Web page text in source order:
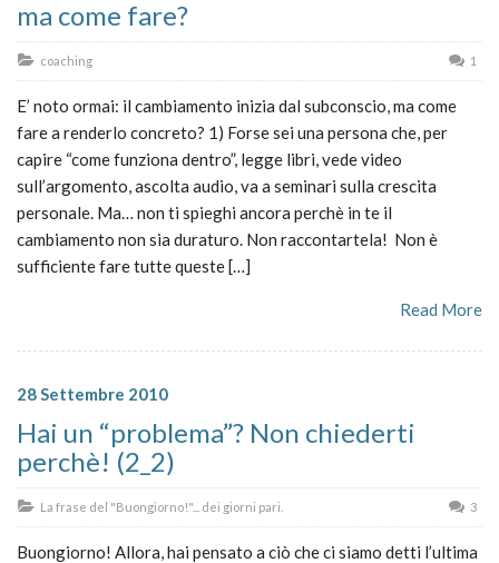
ma come fare?
coaching 1
E’ noto ormai: il cambiamento inizia dal subconscio, ma come
fare a renderlo concreto? 1) Forse sei una persona che, per
capire “come funziona dentro”, legge libri, vede video
sull’argomento, ascolta audio, va a seminari sulla crescita
personale. Ma… non ti spieghi ancora perchè in te il
cambiamento non sia duraturo. Non raccontartela! Non è
sufficiente fare tutte queste […]
Read More
28 Settembre 2010
Hai un “problema”? Non chiederti
perchè! (2_2)
La frase del "Buongiorno!"... dei giorni pari. 3
Buongiorno! Allora, hai pensato a ciò che ci siamo detti l’ultima